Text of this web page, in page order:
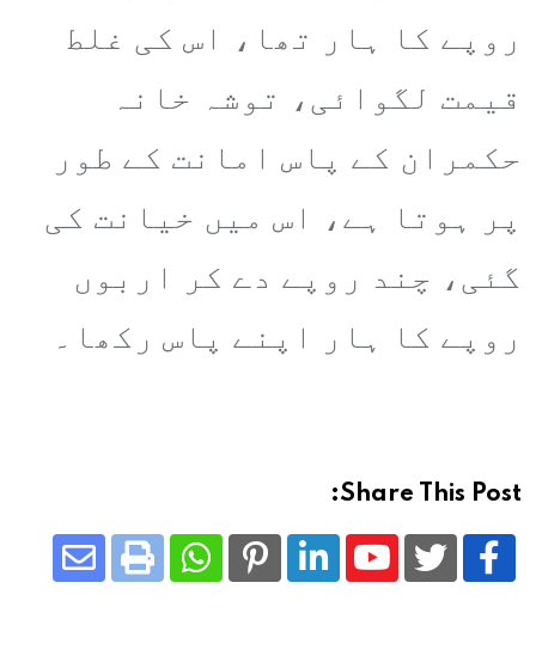
روپے کا ہار تھا، اس کی غلط
قیمت لگوائی، توشہ خانہ
حکمران کے پاس امانت کے طور
پر ہوتا ہے، اس میں خیانت کی
گئی، چند روپے دے کر اربوں
روپے کا ہار اپنے پاس رکھا۔
Share This Post:
Youtube
LinkedIn
Pinterest
Whatsapp
Print